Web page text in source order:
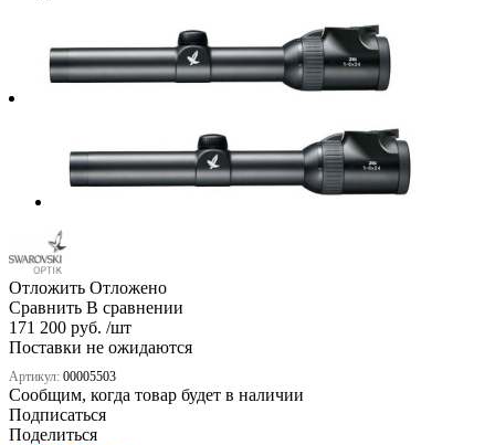
Отложить Отложено
Сравнить В сравнении
171 200 руб. /шт
Поставки не ожидаются
Артикул: 00005503
Сообщим, когда товар будет в наличии
Подписаться
Поделиться